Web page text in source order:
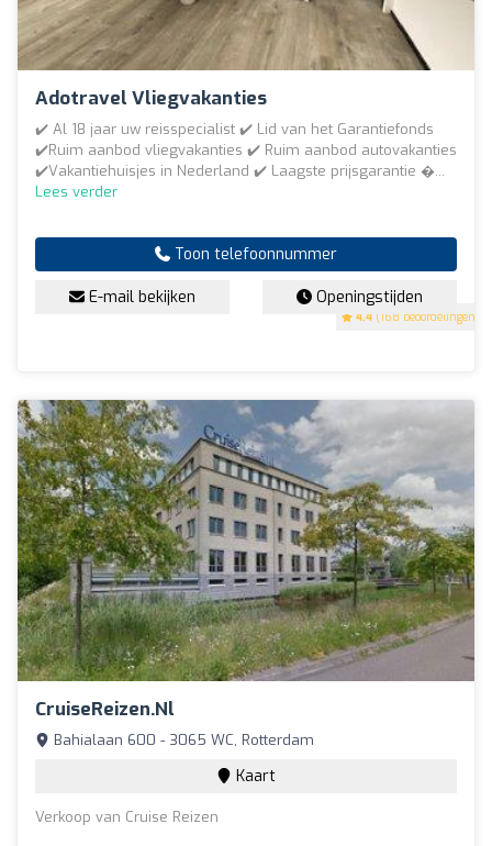
Adotravel Vliegvakanties
4.4 (168 beoordelingen)
✔️ Al 18 jaar uw reisspecialist ✔️ Lid van het Garantiefonds
✔️Ruim aanbod vliegvakanties ✔️ Ruim aanbod autovakanties
✔️Vakantiehuisjes in Nederland ✔️ Laagste prijsgarantie �...
Lees verder
Toon telefoonnummer
E-mail bekijken Openingstijden
CruiseReizen.nl
Bahialaan 600 - 3065 WC, Rotterdam
Kaart
Verkoop van Cruise Reizen